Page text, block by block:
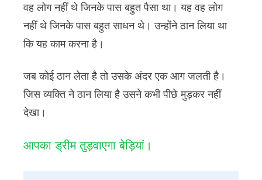
वह लोग नहीं थे जिनके पास बहुत पैसा था। यह वह लोग
नहीं थे जिनके पास बहुत साधन थे। उन्होंने ठान लिया था
कि यह काम करना है।
जब कोई ठान लेता है तो उसके अंदर एक आग जलती है।
जिस व्यक्ति ने ठान लिया है उसने कभी पीछे मुड़कर नहीं
देखा।
आपका ड्रीम तुड़वाएगा बेड़ियां।